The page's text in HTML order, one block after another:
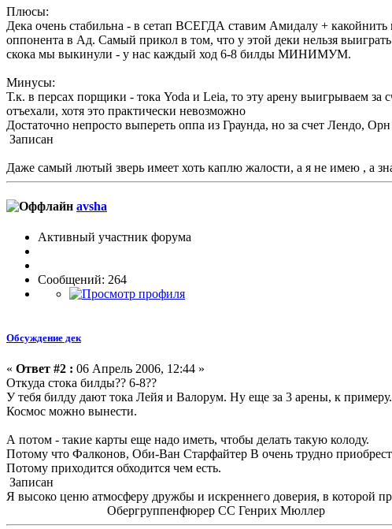
Плюсы:
Дека очень стабильна - в сетап ВСЕГДА ставим Амидалу + какойнить
оппонента в Ад. Самый прикол в том, что у этой деки нельзя
скока мы выкинули - у нас каждый ход 6-8 билды МИНИМУМ.
Минусы:
Т.к. в персах порщики - тока Yoda и Leia, то эту арену выигрываем
отъехали, хотя это практически невозможно
Достаточно непросто выпереть оппа из Граунда, но за счет Лендо,
Записан
Даже самый лютый зверь имеет хоть каплю жалости, а я не имею , а
avsha
Активный участник форума
Сообщений: 264
Обсуждение дек
« Ответ #2 : 06 Апрель 2006, 12:44 »
Откуда стока билды?? 6-8??
У тебя билду дают тока Лейя и Валорум. Ну еще за 3 арены, к примеру.
Космос можно вынести.
А потом - такие карты еще надо иметь, чтобы делать такую колоду.
Потому что Фалконов, Оби-Ван Старфайтер В очень трудно
Потому приходится обходится чем есть.
Записан
Я высоко ценю атмосферу дружбы и искреннего доверия, в которой
Обергруппенфюрер СС Генрих Мюллер